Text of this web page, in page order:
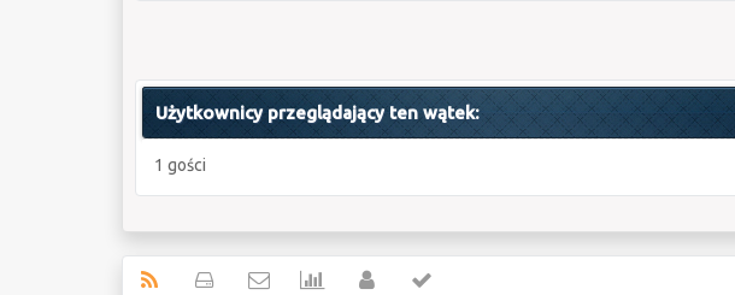
Użytkownicy przeglądający ten wątek:
1 gości